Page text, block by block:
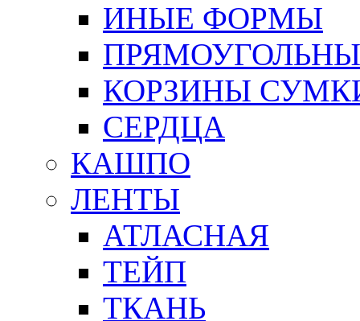
ИНЫЕ ФОРМЫ
КОРЗИНЫ
СЕРДЦА
КАШПО
ЛЕНТЫ
АТЛАСНАЯ
ТЕЙП
ТКАНЬ